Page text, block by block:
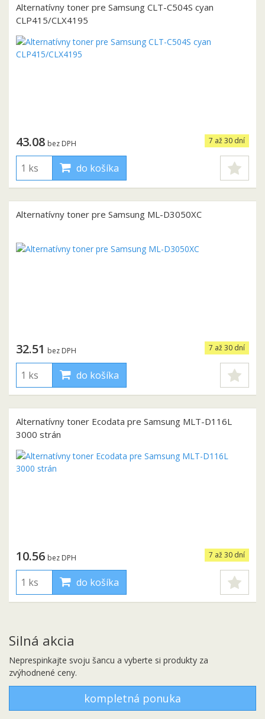
Alternatívny toner pre Samsung CLT-C504S cyan
CLP415/CLX4195
7 až 30 dní
43.08 bez DPH
do košíka
Alternatívny toner pre Samsung ML-D3050XC
7 až 30 dní
32.51 bez DPH
do košíka
Alternatívny toner Ecodata pre Samsung MLT-D116L
3000 strán
7 až 30 dní
10.56 bez DPH
do košíka
Silná akcia
Neprespinkajte svoju šancu a vyberte si produkty za
zvýhodnené ceny.
kompletná ponuka